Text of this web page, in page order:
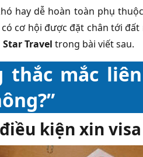
hay dễ hoàn toàn phụ
cơ hội được đặt chân tới
Travel trong bài viết sau.
thắc mắc
kiện xin visa